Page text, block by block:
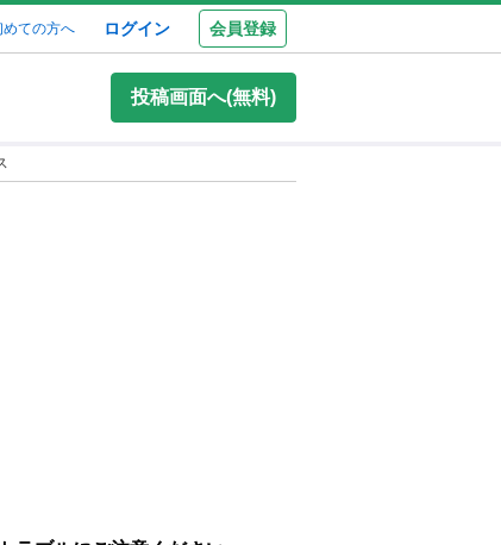
めての方へ ログイン 会員登録
投稿画面へ(無料)